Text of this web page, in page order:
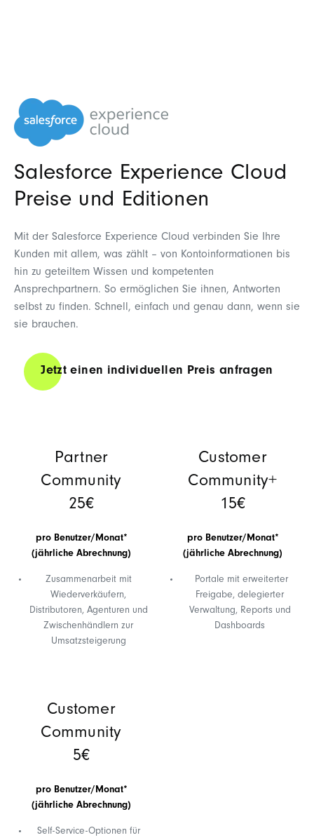
Salesforce Experience Cloud
Preise und Editionen
Mit der Salesforce Experience Cloud verbinden Sie Ihre
Kunden mit allem, was zählt – von Kontoinformationen bis
hin zu geteiltem Wissen und kompetenten
Ansprechpartnern. So ermöglichen Sie ihnen, Antworten
selbst zu finden. Schnell, einfach und genau dann, wenn sie
sie brauchen.
Jetzt einen individuellen Preis anfragen
Partner
Community
25€
pro Benutzer/Monat*
(jährliche Abrechnung)
Zusammenarbeit mit
Wiederverkäufern,
Distributoren, Agenturen und
Zwischenhändlern zur
Umsatzsteigerung
Customer
Community+
15€
pro Benutzer/Monat*
(jährliche Abrechnung)
Portale mit erweiterter
Freigabe, delegierter
Verwaltung, Reports und
Dashboards
Customer
Community
5€
pro Benutzer/Monat*
(jährliche Abrechnung)
Self-Service-Optionen für